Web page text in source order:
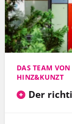
DAS TEAM
HINZ&KUNZT
Der